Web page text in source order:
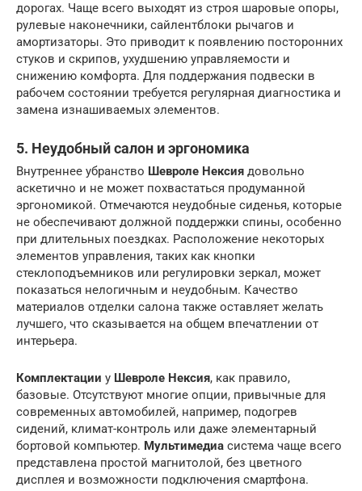
дорогах. Чаще всего выходят из строя шаровые опоры,
рулевые наконечники, сайлентблоки рычагов и
амортизаторы. Это приводит к появлению посторонних
стуков и скрипов, ухудшению управляемости и
снижению комфорта. Для поддержания подвески в
рабочем состоянии требуется регулярная диагностика и
замена изнашиваемых элементов.
5. Неудобный салон и эргономика
Внутреннее убранство Шевроле Нексия довольно
аскетично и не может похвастаться продуманной
эргономикой. Отмечаются неудобные сиденья, которые
не обеспечивают должной поддержки спины, особенно
при длительных поездках. Расположение некоторых
элементов управления, таких как кнопки
стеклоподъемников или регулировки зеркал, может
показаться нелогичным и неудобным. Качество
материалов отделки салона также оставляет желать
лучшего, что сказывается на общем впечатлении от
интерьера.
Комплектации у Шевроле Нексия, как правило,
базовые. Отсутствуют многие опции, привычные для
современных автомобилей, например, подогрев
сидений, климат-контроль или даже элементарный
бортовой компьютер. Мультимедиа система чаще всего
представлена простой магнитолой, без цветного
дисплея и возможности подключения смартфона.